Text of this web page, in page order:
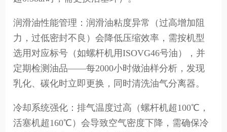
润滑油性能管理：润滑油粘度异常（过高增加阻
力，过低密封不良）会降低压缩效率，需按机型
选用对应标号（如螺杆机用ISOVG46号油），并
定期检测油品——每2000小时做油样分析，发现
乳化、碳化时立即更换，同时清洗油气分离器。
冷却系统强化：排气温度过高（螺杆机超100℃，
活塞机超160℃）会导致空气密度下降，需确保冷